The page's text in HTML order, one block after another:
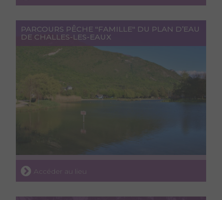
PARCOURS PÊCHE "FAMILLE" DU PLAN D’EAU
DE CHALLES-LES-EAUX
Accéder au lieu